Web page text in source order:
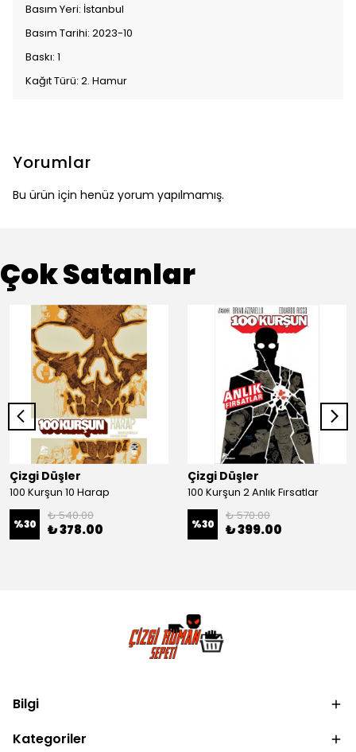
Basım Yeri: İstanbul
Basım Tarihi: 2023-10
Baskı: 1
Kağıt Türü: 2. Hamur
Yorumlar
Bu ürün için henüz yorum yapılmamış.
Çok Satanlar
Çizgi Düşler
100 Kurşun 10 Harap
%30
₺ 540.00
₺ 378.00
Çizgi Düşler
100 Kurşun 2 Anlık Fırsatlar
%30
₺ 570.00
₺ 399.00
Bilgi
Kategoriler